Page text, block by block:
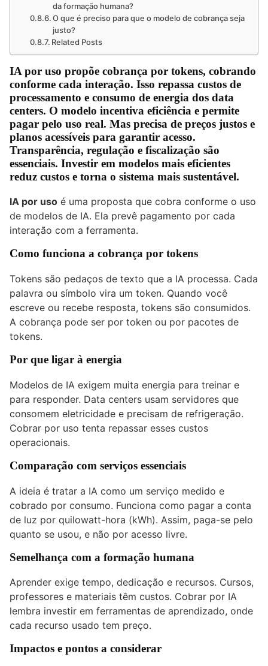
da formação humana?
O que é preciso para que o modelo de cobrança seja
justo?
Related Posts
IA por uso propõe cobrança por tokens, cobrando
conforme cada interação. Isso repassa custos de
processamento e consumo de energia dos data
centers. O modelo incentiva eficiência e permite
pagar pelo uso real. Mas precisa de preços justos e
planos acessíveis para garantir acesso.
Transparência, regulação e fiscalização são
essenciais. Investir em modelos mais eficientes
reduz custos e torna o sistema mais sustentável.
IA por uso é uma proposta que cobra conforme o uso
de modelos de IA. Ela prevê pagamento por cada
interação com a ferramenta.
Como funciona a cobrança por tokens
Tokens são pedaços de texto que a IA processa. Cada
palavra ou símbolo vira um token. Quando você
escreve ou recebe resposta, tokens são consumidos.
A cobrança pode ser por token ou por pacotes de
tokens.
Por que ligar à energia
Modelos de IA exigem muita energia para treinar e
para responder. Data centers usam servidores que
consomem eletricidade e precisam de refrigeração.
Cobrar por uso tenta repassar esses custos
operacionais.
Comparação com serviços essenciais
A ideia é tratar a IA como um serviço medido e
cobrado por consumo. Funciona como pagar a conta
de luz por quilowatt-hora (kWh). Assim, paga-se pelo
quanto se usou, e não por acesso livre.
Semelhança com a formação humana
Aprender exige tempo, dedicação e recursos. Cursos,
professores e materiais têm custos. Cobrar por IA
lembra investir em ferramentas de aprendizado, onde
cada recurso usado tem preço.
Impactos e pontos a considerar